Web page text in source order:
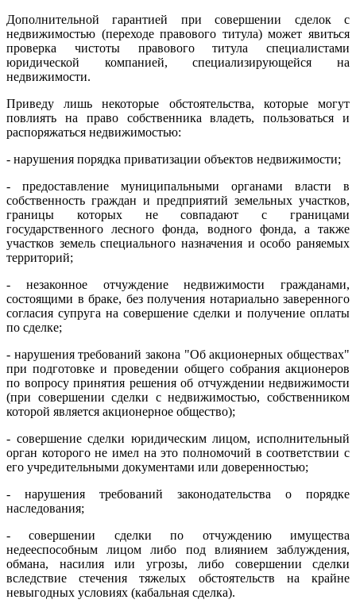
Дополнительной гарантией при совершении сделок с
недвижимостью (переходе правового титула) может явиться
проверка чистоты правового титула специалистами
юридической компанией, специализирующейся на
недвижимости.
Приведу лишь некоторые обстоятельства, которые могут
повлиять на право собственника владеть, пользоваться и
распоряжаться недвижимостью:
- нарушения порядка приватизации объектов недвижимости;
- предоставление муниципальными органами власти в
собственность граждан и предприятий земельных участков,
границы которых не совпадают с границами
государственного лесного фонда, водного фонда, а также
участков земель специального назначения и особо раняемых
территорий;
- незаконное отчуждение недвижимости гражданами,
состоящими в браке, без получения нотариально заверенного
согласия супруга на совершение сделки и получение оплаты
по сделке;
- нарушения требований закона "Об акционерных обществах"
при подготовке и проведении общего собрания акционеров
по вопросу принятия решения об отчуждении недвижимости
(при совершении сделки с недвижимостью, собственником
которой является акционерное общество);
- совершение сделки юридическим лицом, исполнительный
орган которого не имел на это полномочий в соответствии с
его учредительными документами или доверенностью;
- нарушения требований законодательства о порядке
наследования;
- совершении сделки по отчуждению имущества
недееспособным лицом либо под влиянием заблуждения,
обмана, насилия или угрозы, либо совершении сделки
вследствие стечения тяжелых обстоятельств на крайне
невыгодных условиях (кабальная сделка).